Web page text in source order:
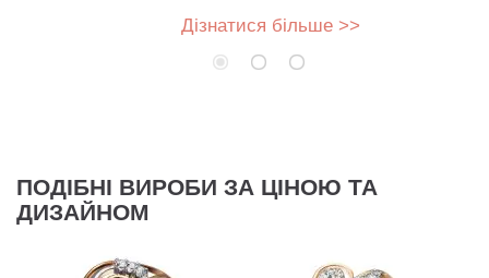
Дізнатися більше >>
ПОДІБНІ ВИРОБИ ЗА ЦІНОЮ ТА
ДИЗАЙНОМ